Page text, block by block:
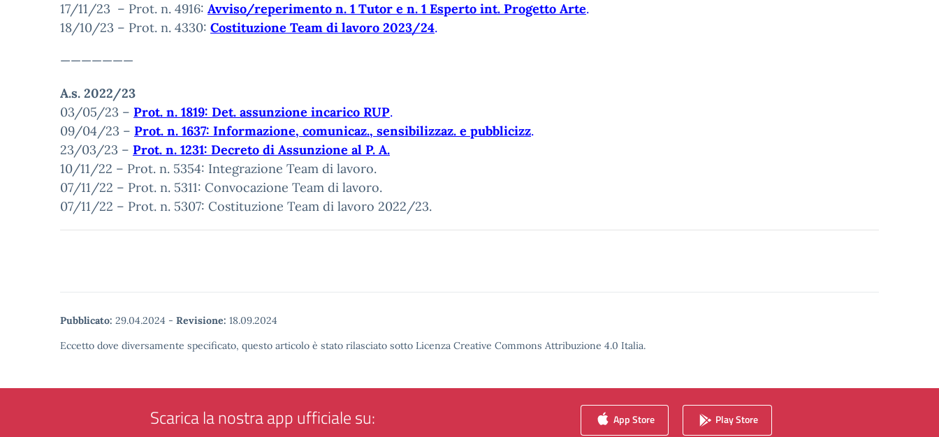
17/11/23 – Prot. n. 4916: Avviso/reperimento n. 1 Tutor e n. 1 Esperto int. Progetto Arte.
18/10/23 – Prot. n. 4330: Costituzione Team di lavoro 2023/24.
———————
A.s. 2022/23
03/05/23 – Prot. n. 1819: Det. assunzione incarico RUP.
09/04/23 – Prot. n. 1637: Informazione, comunicaz., sensibilizzaz. e pubblicizz.
23/03/23 – Prot. n. 1231: Decreto di Assunzione al P. A.
10/11/22 – Prot. n. 5354: Integrazione Team di lavoro.
07/11/22 – Prot. n. 5311: Convocazione Team di lavoro.
07/11/22 – Prot. n. 5307: Costituzione Team di lavoro 2022/23.
Pubblicato: 29.04.2024 - Revisione: 18.09.2024
Eccetto dove diversamente specificato, questo articolo è stato rilasciato sotto Licenza Creative Commons Attribuzione 4.0 Italia.
Scarica la nostra app ufficiale su: App Store Play Store